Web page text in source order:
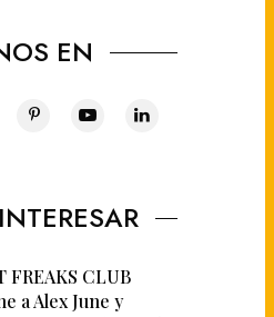
EN
FREAKS CLUB
a Alex June y